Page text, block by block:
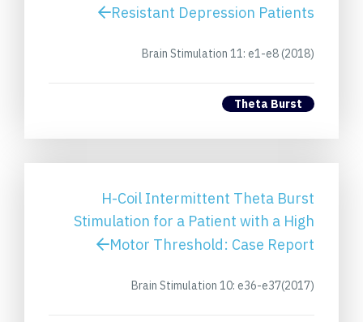
Resistant Depression Patients
Brain Stimulation 11: e1-e8 (2018)
Theta Burst
H-Coil Intermittent Theta Burst
Stimulation for a Patient with a High
Motor Threshold: Case Report
Brain Stimulation 10: e36-e37(2017)